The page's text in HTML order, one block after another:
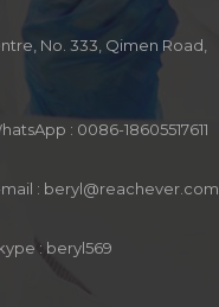
No. 333, Qimen Road,
: 0086-18605517611
: beryl@reachever.com
: beryl569